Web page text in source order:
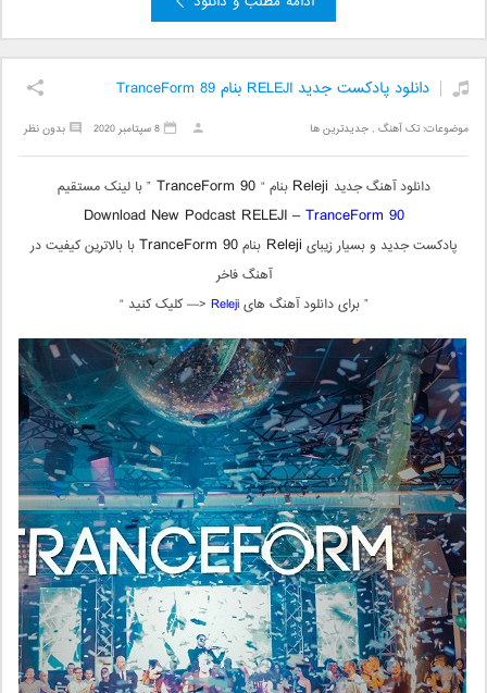
دانلود پادکست جدید RELEJI بنام TranceForm 89
موضوعات:تک آهنگ ,جدیدترین ها بدون نظر 8 سپتامبر 2020
دانلود آهنگ جدید بنام “ TranceForm 90 ” با لینک مستقیم
Download New Podcast RELEJI –TranceForm 90
پادکست جدید و بسیار زیبای Releji بنامTranceForm 90با بالاترین کیفیت در
آهنگ فاخر
” برای دانلود آهنگ هایReleji <— کلیک کنید “